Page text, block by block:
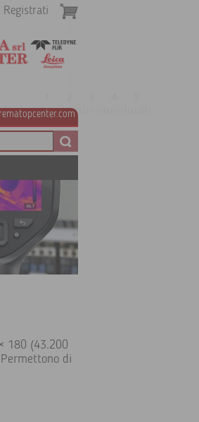
Registrati
180 (43.200
di